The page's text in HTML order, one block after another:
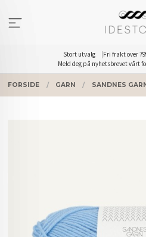
innholdet
Stort utvalg Fri frakt over
Meld deg på nyhetsbrevet vårt
FORSIDE GARN SANDNES GARN